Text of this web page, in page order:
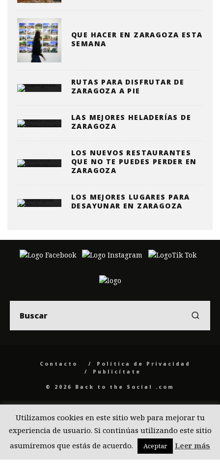
QUE HACER EN ZARAGOZA ESTA
SEMANA
RUTAS PARA DISFRUTAR DE
ZARAGOZA A PIE
LAS MEJORES HELADERÍAS DE
ZARAGOZA
LOS NUEVOS RESTAURANTES
QUE NO TE PUEDES PERDER EN
ZARAGOZA
LOS MEJORES LUGARES PARA
DESAYUNAR EN ZARAGOZA
Contacto
Politica de Privacidad
Publicítate
© 2026 Back to the Social .com
Utilizamos cookies en este sitio web para mejorar tu
experiencia de usuario. Si continúas utilizando este sitio
asumiremos que estás de acuerdo.
Aceptar Leer más